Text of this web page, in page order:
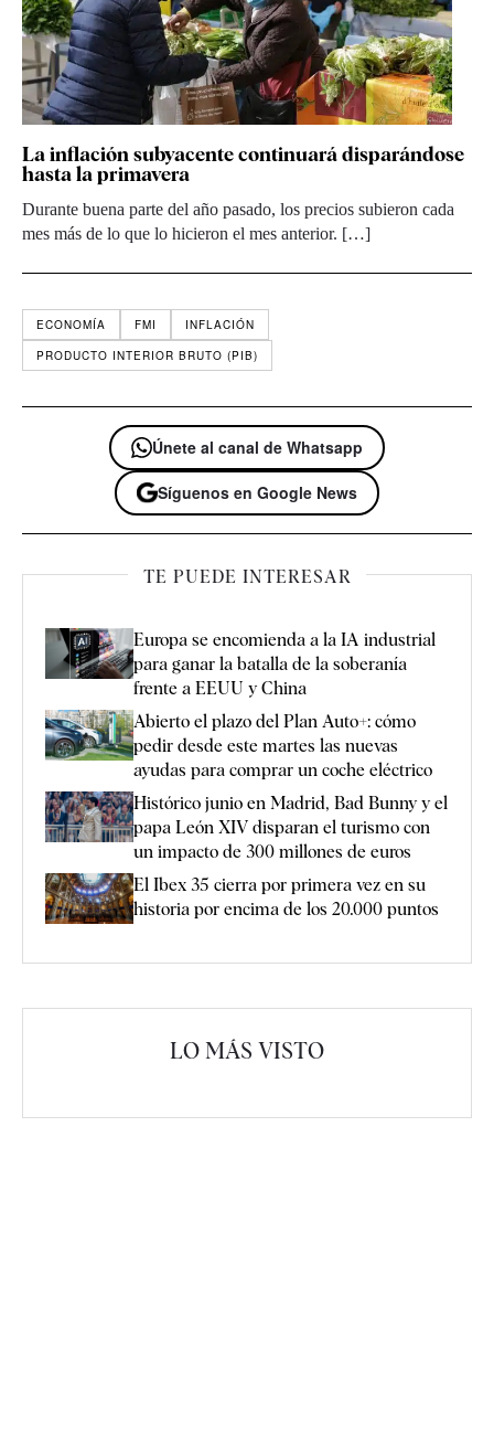
La inflación subyacente continuará disparándose
hasta la primavera
Durante buena parte del año pasado, los precios subieron cada
mes más de lo que lo hicieron el mes anterior. […]
ECONOMÍA FMI
INFLACIÓN
PRODUCTO INTERIOR BRUTO (PIB)
Únete al canal de Whatsapp
Síguenos en Google News
TE PUEDE INTERESAR
Europa se encomienda a la IA industrial
para ganar la batalla de la soberanía
frente a EEUU y China
Abierto el plazo del Plan Auto+: cómo
pedir desde este martes las nuevas
ayudas para comprar un coche eléctrico
Histórico junio en Madrid, Bad Bunny y el
papa León XIV disparan el turismo con
un impacto de 300 millones de euros
El Ibex 35 cierra por primera vez en su
historia por encima de los 20.000 puntos
LO MÁS VISTO